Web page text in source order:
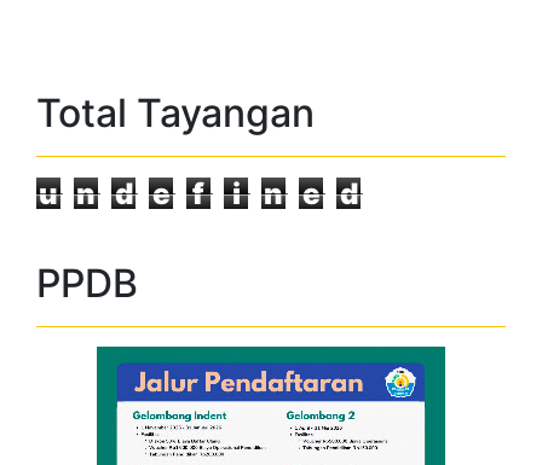
u n d e f i n e